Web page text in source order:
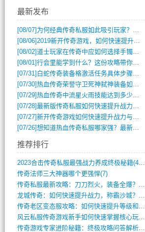
最新发布
[08/07] 为何经典传奇私服如此吸引玩家？深度攻略解析
[08/06]2019新开传奇游戏，如何快速提升角色等级？
[08/02]道士玩家在传奇中应如何选择手镯装备？
[08/01]行会里能学到什么？这份攻略带你全掌握
[07/31] 白蛇传奇装备格激活任务具体步骤是什么？如何完成？
[07/30]热血传奇荣誉守卫死神弑神装备如何获取与佩戴攻略？
[07/29]热血传奇中流星火雨技能达到多少级可以开始练装备？
[07/28]最新版传奇私服如何快速提升战力与获取稀有装备？
[07/27]新开传奇游戏如何快速提升战力与获取稀有装备？
[07/26]想知道热血传奇私服哪家强？最新排行榜攻略全解析
推荐排行
2023合击传奇私服最强战力养成终极秘籍(428)
传奇法师三大神器哪个更强悍(7)
传奇私服最新攻略：刀刀烈火，装备全爆？攻(813)
龙城传奇：如何快速提升战力，称霸沙城？(802)
传奇老区变态服攻略：如何快速提升等级和战(379)
风云私服传奇游戏新手如何快速掌握核心玩法(616)
传奇游戏专家进阶秘籍：终极攻略问答解析(848)